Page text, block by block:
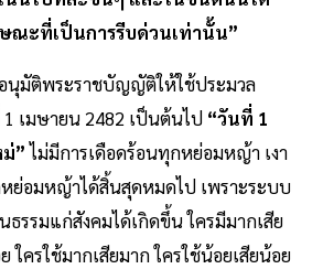
ณะที่เป็นการรีบด่วนเท่านั้น”
นุมัติพระราชบัญญัติให้ใช้ประมวล
เมษายน 2482 เป็นต้นไป “วันที่ 1
ม่”ไม่มีการเดือดร้อนทุกหย่อมหญ้า เงา
ย่อมหญ้าได้สิ้นสุดหมดไป เพราะระบบ
รรมแก่สังคมได้เกิดขึ้น ใครมีมากเสีย
ใครใช้มากเสียมาก ใครใช้น้อยเสียน้อย